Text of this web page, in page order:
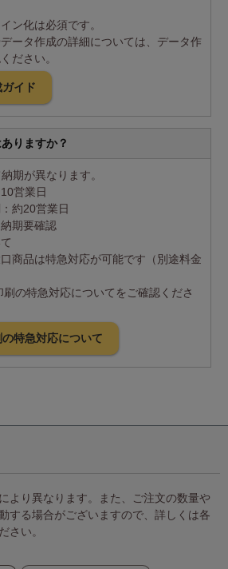
ン化は必須です。
データ作成の詳細については、データ作
ださい。
イド
りますか？
期が異なります。
営業日
約20営業日
期要確認
商品は特急対応が可能です（別途料金
の特急対応についてをご確認くださ
特急対応について
より異なります。また、ご注文の数量や
する場合がございますので、詳しくは各
さい。